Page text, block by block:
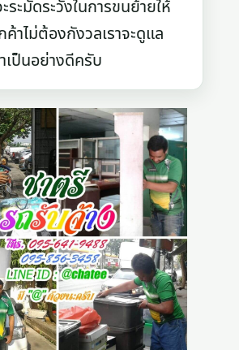
ระมัดระวังในการขนย้ายให้
าไม่ต้องกังวลเราจะดูแล
เป็นอย่างดีครับ